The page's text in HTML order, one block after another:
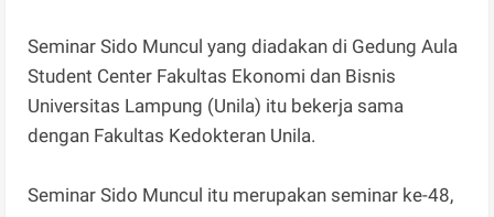
Seminar Sido Muncul yang diadakan di Gedung Aula
Student Center Fakultas Ekonomi dan Bisnis
Universitas Lampung (Unila) itu bekerja sama
dengan Fakultas Kedokteran Unila.
Seminar Sido Muncul itu merupakan seminar ke-48,